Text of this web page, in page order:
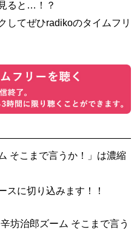
ると…！？
してぜひradikoのタイムフリ
そこまで言うか！」は濃縮
スに切り込みます！！
坊治郎ズーム そこまで言う